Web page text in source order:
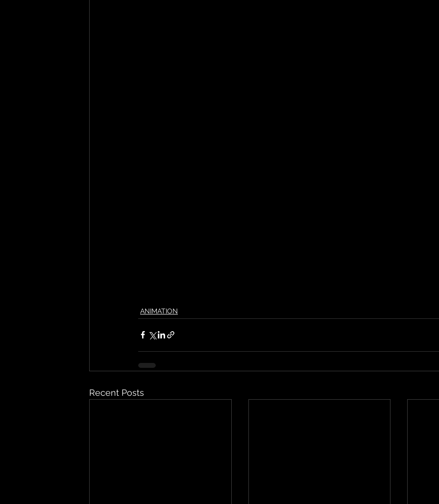
ANIMATION
Recent Posts